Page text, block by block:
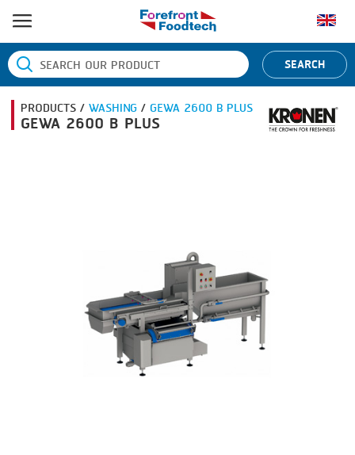
หน้าแรก
ประเภทสินค้า
BANDING
ยี่ห้อสินค้า
SEARCH
PRODUCTS /WASHING/GEWA 2600 B PLUS
GEWA 2600 B PLUS